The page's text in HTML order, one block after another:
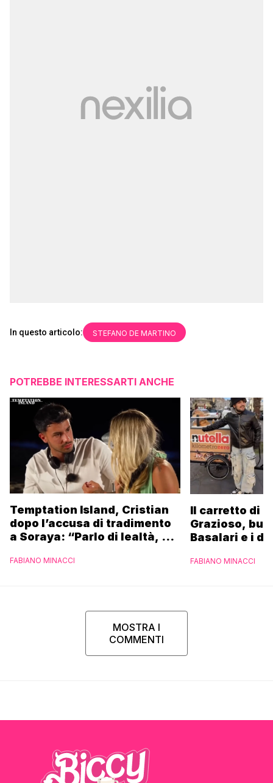
In questo articolo: STEFANO DE MARTINO
POTREBBE INTERESSARTI ANCHE
Temptation Island, Cristian
dopo l’accusa di tradimento
a Soraya: “Parlo di lealtà, ma
FABIANO MINACCI
Il carretto di
Grazioso,
Basalari e i
Ferrero”
FABIANO MINACCI
MOSTRA I
COMMENTI